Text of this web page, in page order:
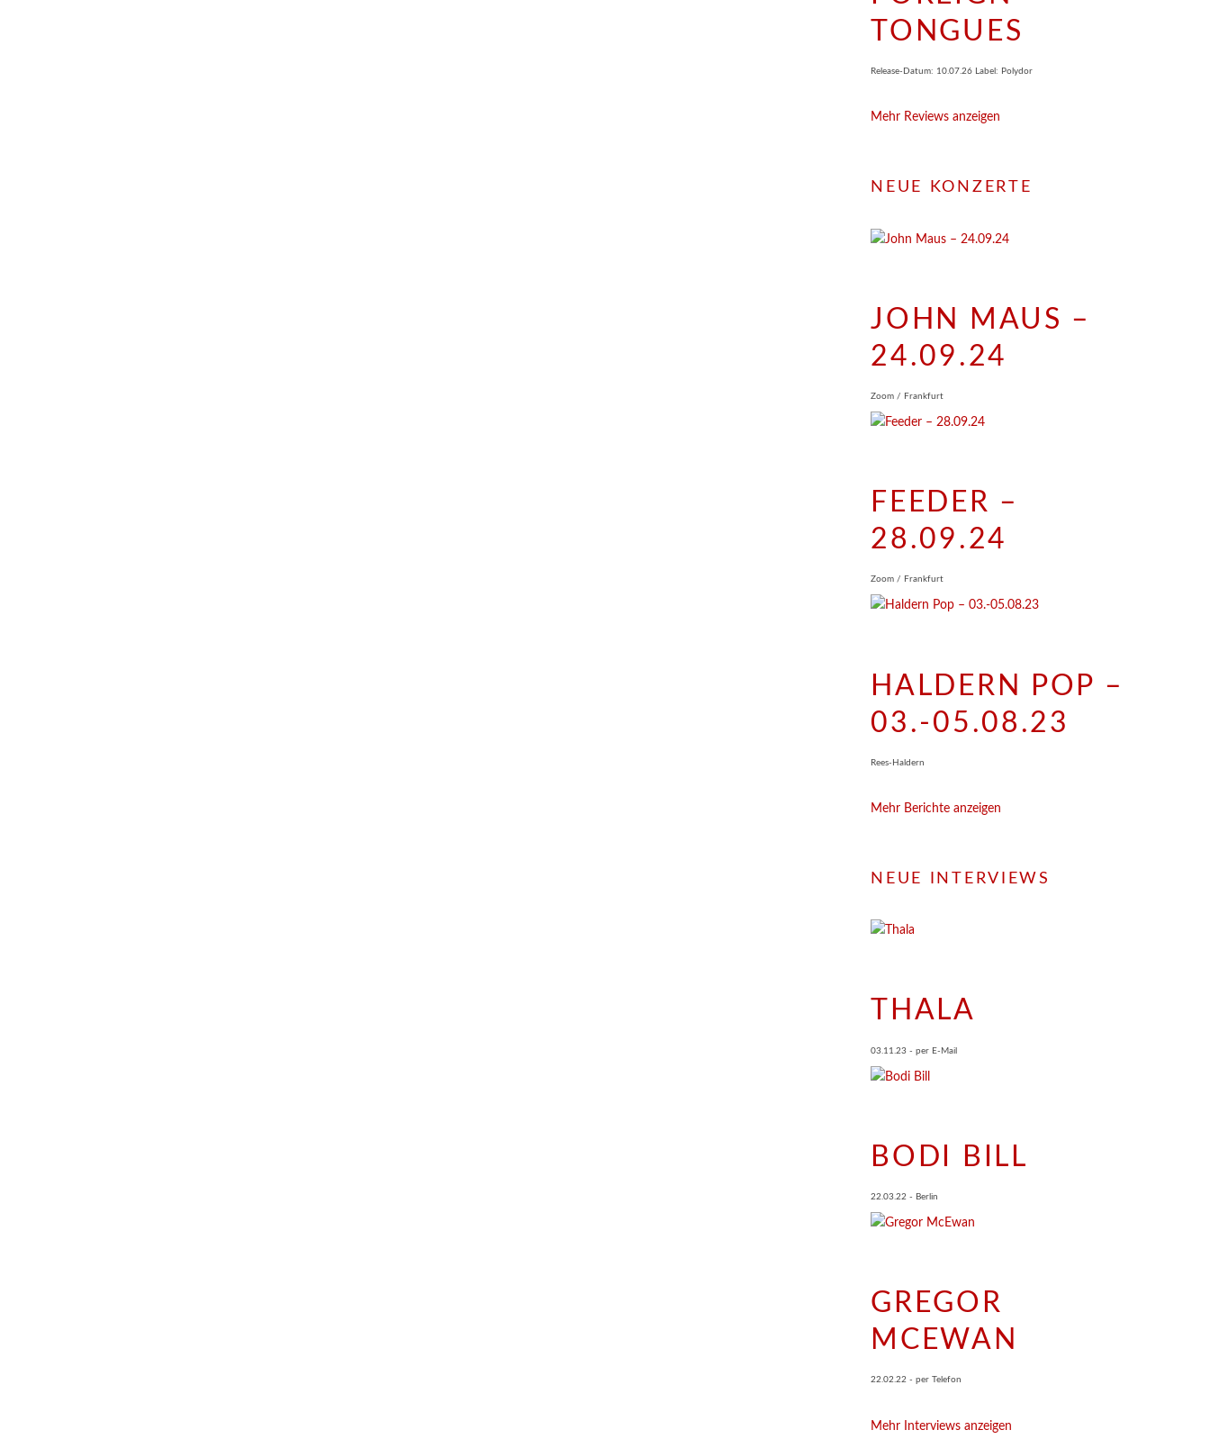
TONGUES
Release-Datum: 10.07.26 Label: Polydor
Mehr Reviews anzeigen
NEUE KONZERTE
JOHN MAUS –
24.09.24
Zoom / Frankfurt
FEEDER –
28.09.24
Zoom / Frankfurt
HALDERN POP –
03.-05.08.23
Rees-Haldern
Mehr Berichte anzeigen
NEUE INTERVIEWS
THALA
03.11.23 - per E-Mail
BODI BILL
22.03.22 - Berlin
GREGOR
MCEWAN
22.02.22 - per Telefon
Mehr Interviews anzeigen